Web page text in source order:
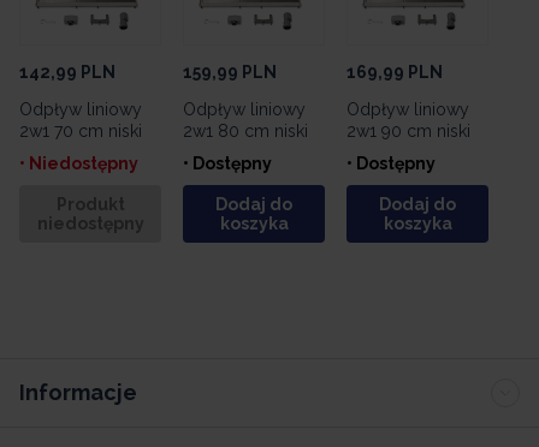
142,99 PLN
Odpływ liniowy
2w1 70 cm niski
• Niedostępny
Produkt
niedostępny
159,99 PLN
Odpływ liniowy
2w1 80 cm niski
• Dostępny
Dodaj do
koszyka
169,99 PLN
Odpływ liniowy
2w1 90 cm niski
• Dostępny
Dodaj do
koszyka
Informacje